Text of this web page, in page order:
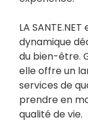
LA
dynamique
du bien-être.
elle offre un
services de
prendre en
qualité de vie.